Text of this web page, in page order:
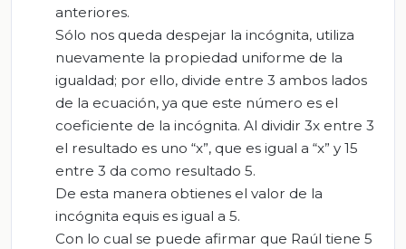
anteriores.
Sólo nos queda despejar la incógnita, utiliza
nuevamente la propiedad uniforme de la
igualdad; por ello, divide entre 3 ambos lados
de la ecuación, ya que este número es el
coeficiente de la incógnita. Al dividir 3x entre 3
el resultado es uno “x”, que es igual a “x” y 15
entre 3 da como resultado 5.
De esta manera obtienes el valor de la
incógnita equis es igual a 5.
Con lo cual se puede afirmar que Raúl tiene 5